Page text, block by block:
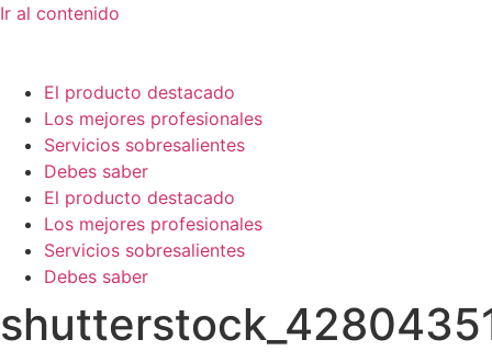
Ir al contenido
El producto destacado
Los mejores profesionales
Servicios sobresalientes
Debes saber
El producto destacado
Los mejores profesionales
Servicios sobresalientes
Debes saber